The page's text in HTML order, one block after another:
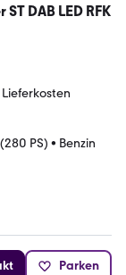
DAB LED RFK
PS) • Benzin
Parken